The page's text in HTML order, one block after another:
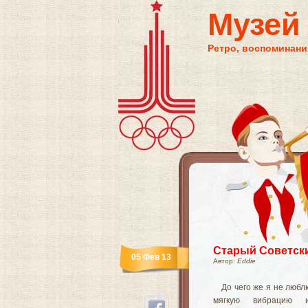
Ретро,
Старый
Автор: Eddie
05 Фев 13
До чего же я не
мягкую вибрацию